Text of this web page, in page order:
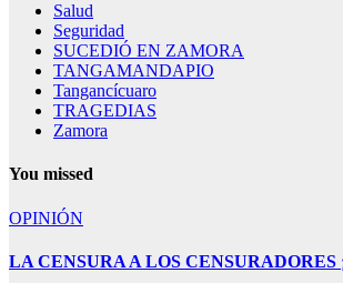
Salud
Seguridad
SUCEDIÓ EN ZAMORA
TANGAMANDAPIO
Tangancícuaro
TRAGEDIAS
Zamora
You missed
OPINIÓN
LA CENSURA A LOS CENSURADORES